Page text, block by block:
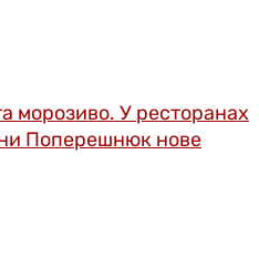
морозиво. У ресторанах
Поперешнюк нове